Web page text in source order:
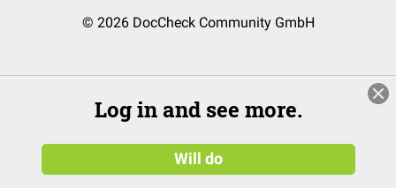
© 2026 DocCheck Community GmbH
Log in and see more.
Will do